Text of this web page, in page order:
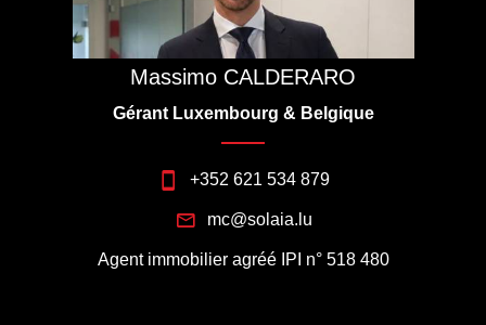
Massimo CALDERARO
Gérant Luxembourg & Belgique
+352 621 534 879
mc@solaia.lu
Agent immobilier agréé IPI n° 518 480